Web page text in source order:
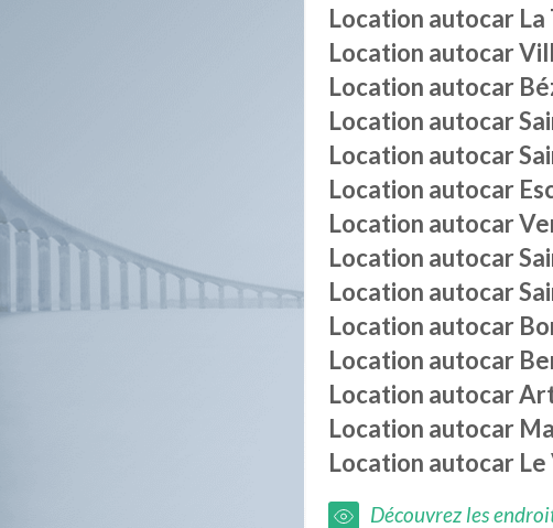
Location autocar
Location autocar
Location autocar
Location autocar
Location autocar
Location autocar
Location autocar
Location autocar
Location autocar
Location autocar
Location autocar
Location autocar
Location autocar
Location autocar
Découvrez les